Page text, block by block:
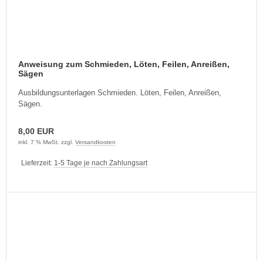
Anweisung zum Schmieden, Löten, Feilen, Anreißen,
Sägen
Ausbildungsunterlagen Schmieden. Löten, Feilen, Anreißen,
Sägen.
8,00 EUR
inkl. 7 % MwSt. zzgl. Versandkosten
Lieferzeit: 1-5 Tage je nach Zahlungsart